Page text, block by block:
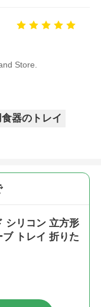
Store.
器のトレイ
シリコン 立方形
トレイ 折りた